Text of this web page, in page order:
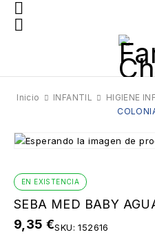
Inicio INFANTIL HIGIENE
EN EXISTENCIA
SEBA MED BABY
9,35 €SKU:152616